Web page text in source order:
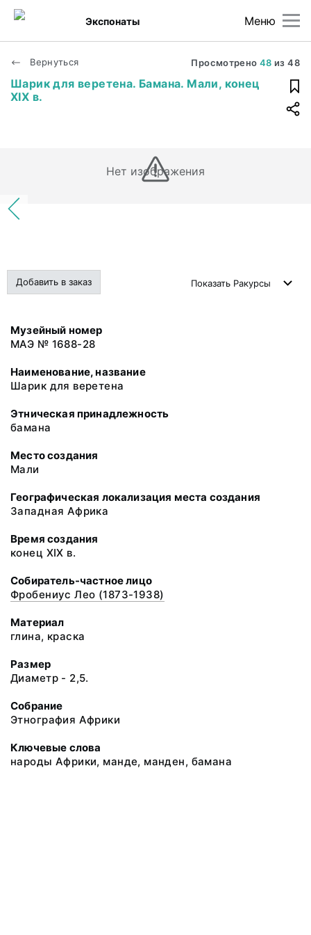
Меню
Экспонаты
Вернуться Просмотрено 48 из48
Шарик для веретена. Бамана. Мали, конец
XIX в.
Нет изображения
Добавить в заказ Показать Ракурсы
Музейный номер
МАЭ № 1688-28
Наименование, название
Шарик для веретена
Этническая принадлежность
бамана
Место создания
Мали
Географическая локализация места создания
Западная Африка
Время создания
конец XIX в.
Собиратель-частное лицо
Фробениус Лео (1873-1938)
Материал
глина, краска
Размер
Диаметр - 2,5.
Собрание
Этнография Африки
Ключевые слова
народы Африки, манде, манден, бамана